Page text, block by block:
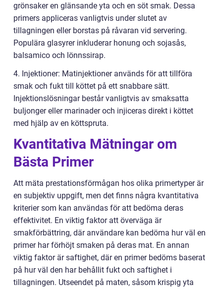
grönsaker en glänsande yta och en söt smak. Dessa
primers appliceras vanligtvis under slutet av
tillagningen eller borstas på råvaran vid servering.
Populära glasyrer inkluderar honung och sojasås,
balsamico och lönnssirap.
4. Injektioner: Matinjektioner används för att tillföra
smak och fukt till köttet på ett snabbare sätt.
Injektionslösningar består vanligtvis av smaksatta
buljonger eller marinader och injiceras direkt i köttet
med hjälp av en köttspruta.
Kvantitativa Mätningar om
Bästa Primer
Att mäta prestationsförmågan hos olika primertyper är
en subjektiv uppgift, men det finns några kvantitativa
kriterier som kan användas för att bedöma deras
effektivitet. En viktig faktor att överväga är
smakförbättring, där användare kan bedöma hur väl en
primer har förhöjt smaken på deras mat. En annan
viktig faktor är saftighet, där en primer bedöms baserat
på hur väl den har behållit fukt och saftighet i
tillagningen. Utseendet på maten, såsom krispig yta